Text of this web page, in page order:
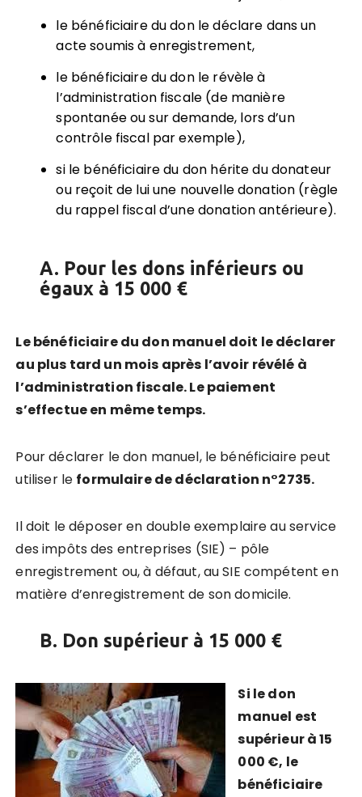
le bénéficiaire du don le déclare dans un
acte soumis à enregistrement,
le bénéficiaire du don le révèle à
l’administration fiscale (de manière
spontanée ou sur demande, lors d’un
contrôle fiscal par exemple),
si le bénéficiaire du don hérite du donateur
ou reçoit de lui une nouvelle donation (règle
du rappel fiscal d’une donation antérieure).
A. Pour les dons inférieurs ou
égaux à 15 000 €
Le bénéficiaire du don manuel doit le déclarer
au plus tard un mois après l’avoir révélé à
l’administration fiscale. Le paiement
s’effectue en même temps.
Pour déclarer le don manuel, le bénéficiaire peut
utiliser le formulaire de déclaration n°2735.
Il doit le déposer en double exemplaire au service
des impôts des entreprises (SIE) – pôle
enregistrement ou, à défaut, au SIE compétent en
matière d’enregistrement de son domicile.
B. Don supérieur à 15 000 €
Si le don
manuel est
supérieur à 15
000 €, le
bénéficiaire